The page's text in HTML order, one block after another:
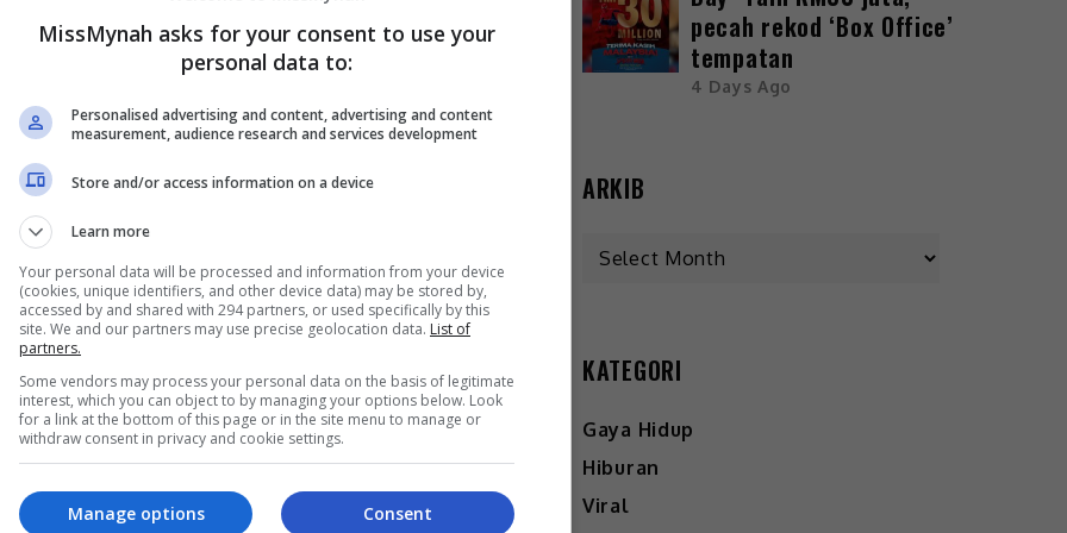
channel Telegram
“Masing Masing” hasil ciptaan komposer dan
Anugerah Juara Lagu (AJL) akan datang.
telah pun direalisasikan sebelum ini dan bersyukur
sejak ia dilancarkan.
pecah rekod ‘Box Office’
tempatan
4 Days Ago
ARKIB
KATEGORI
Gaya Hidup
Hiburan
Viral
MissMynah asks for your consent to use your
personal data to:
Personalised advertising and content, advertising and content
measurement, audience research and services development
Store and/or access information on a device
Learn more
Your personal data will be processed and information from your device
(cookies, unique identifiers, and other device data) may be stored by,
accessed by and shared with 294 partners, or used specifically by this
site. We and our partners may use precise geolocation data. List of
partners.
Some vendors may process your personal data on the basis of legitimate
interest, which you can object to by managing your options below. Look
for a link at the bottom of this page or in the site menu to manage or
withdraw consent in privacy and cookie settings.
Consent
Manage options